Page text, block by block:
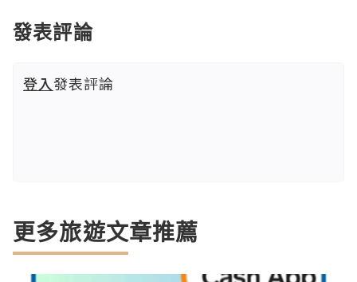
發表評論
登入發表評論
更多旅遊文章推薦